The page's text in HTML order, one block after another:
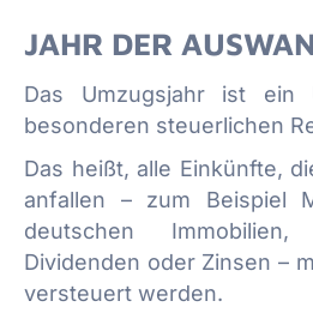
JAHR DER
Das Umzugsjahr ist ein
besonderen steuerlichen
Das heißt, alle Einkünfte,
anfallen – zum Beispiel
deutschen Immobilien,
Dividenden oder Zinsen –
versteuert werden.